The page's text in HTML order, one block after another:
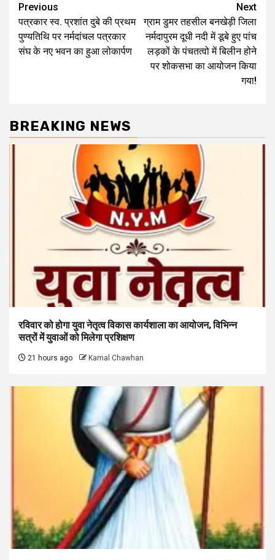
Post
navigation
Previous
पत्रकार स्व. प्रशांत दुबे की प्रथम
पुण्यतिथि पर नर्मदांचल पत्रकार
संघ के नए भवन का हुआ लोकार्पण
Next
ग्राम डुमर तहसील बनखेड़ी जिला
नर्मदापुरम दूधी नदी में डूबे हुए पांच
लड़कों के पंचतत्वो में बिलीन होने
पर शोकसभा का आयोजन किया
गया!
BREAKING NEWS
रविवार को होगा युवा नेतृत्व विकास कार्यशाला का आयोजन, विभिन्न
सत्रों में युवाओं को मिलेगा प्रशिक्षण
21 hours ago Kamal Chawhan